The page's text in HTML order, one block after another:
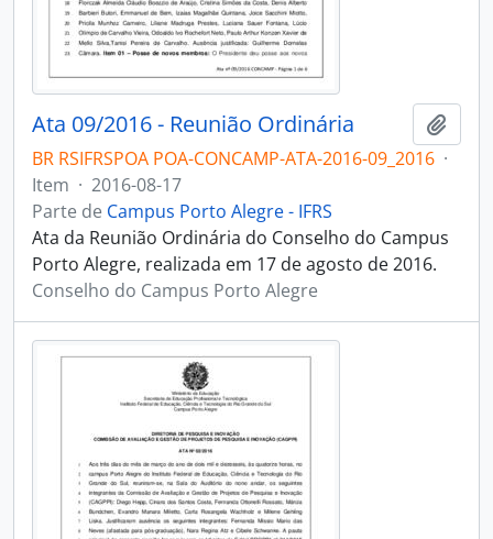
Ata 09/2016 - Reunião Ordinária
BR RSIFRSPOA POA-CONCAMP-ATA-2016-09_2016 ·
Item · 2016-08-17
Parte de Campus Porto Alegre - IFRS
Ata da Reunião Ordinária do Conselho do Campus
Porto Alegre, realizada em 17 de agosto de 2016.
Conselho do Campus Porto Alegre